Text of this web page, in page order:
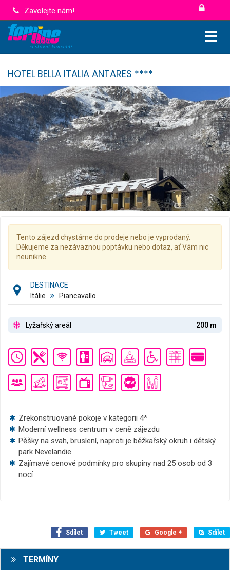
Zavolejte nám!
HOTEL BELLA ITALIA ANTARES ****
Tento zájezd chystáme do prodeje nebo je vyprodaný.
Děkujeme za nezávaznou poptávku nebo dotaz, ať Vám nic
neunikne.
DESTINACE
Itálie
Piancavallo
Lyžařský areál 200 m
Zrekonstruované pokoje v kategorii 4*
Moderní wellness centrum v ceně zájezdu
Pěšky na svah, bruslení, naproti je běžkařský okruh i dětský
park Nevelandie
Zajímavé cenové podmínky pro skupiny nad 25 osob od 3
nocí
Sdílet Tweet Google + Sdílet
TERMÍNY